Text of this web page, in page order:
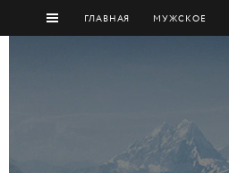
ГЛАВНАЯ МУЖCКОЕ